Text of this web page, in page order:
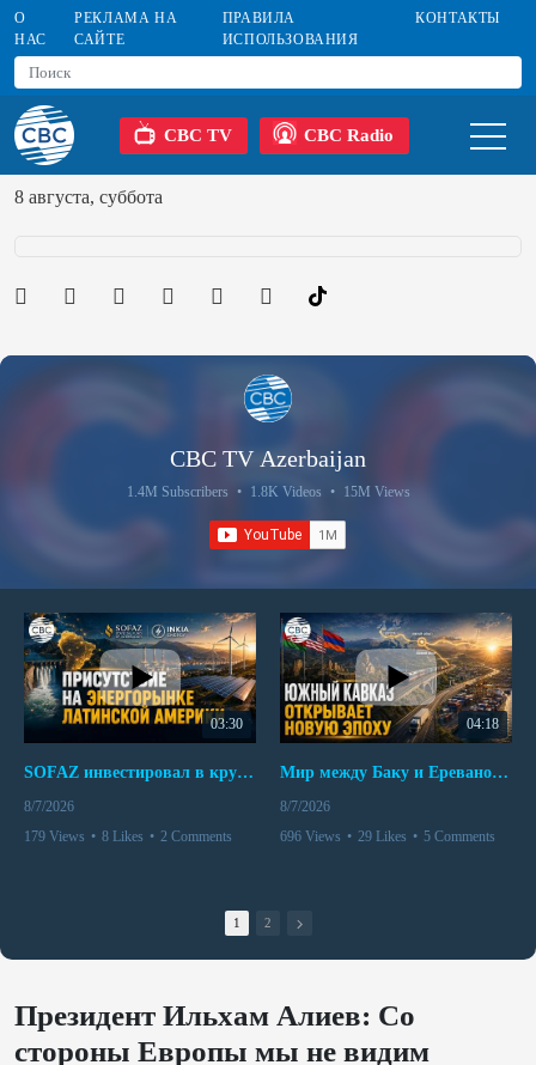
О
НАС
РЕКЛАМА НА
САЙТЕ
ПРАВИЛА
ИСПОЛЬЗОВАНИЯ
КОНТАКТЫ
CBC TV CBC Radio
8 августа, суббота
CBC TV Azerbaijan
1.4M Subscribers • 1.8K Videos • 15M Views
03:30
SOFAZ инвестировал в крупнейшего независимого производителя электроэнергии Перу
8/7/2026
179 Views • 8 Likes • 2 Comments
04:18
Мир между Баку и Ереваном запускает крупные логистические проекты
8/7/2026
696 Views • 29 Likes • 5 Comments
1 2
Президент Ильхам Алиев: Со
стороны Европы мы не видим